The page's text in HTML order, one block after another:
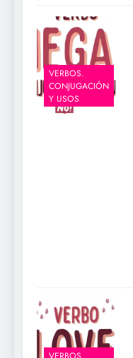
VERBOS.
CONJUGACIÓN
Y USOS